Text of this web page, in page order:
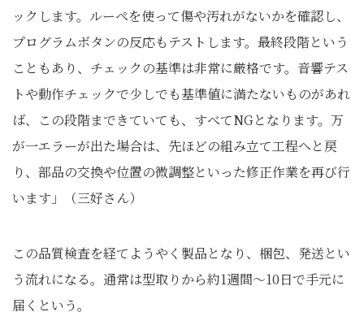
ックします。ルーペを使って傷や汚れがないかを確認し、
プログラムボタンの反応もテストします。最終段階という
こともあり、チェックの基準は非常に厳格です。音響テス
トや動作チェックで少しでも基準値に満たないものがあれ
ば、この段階まできていても、すべてNGとなります。万
が一エラーが出た場合は、先ほどの組み立て工程へと戻
り、部品の交換や位置の微調整といった修正作業を再び行
います」（三好さん）
この品質検査を経てようやく製品となり、梱包、発送とい
う流れになる。通常は型取りから約1週間〜10日で手元に
届くという。